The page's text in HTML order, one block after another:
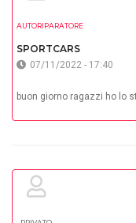
AUTORIPARATORE
SPORTCARS
07/11/2022 - 17:40
buon giorno ragazzi ho lo